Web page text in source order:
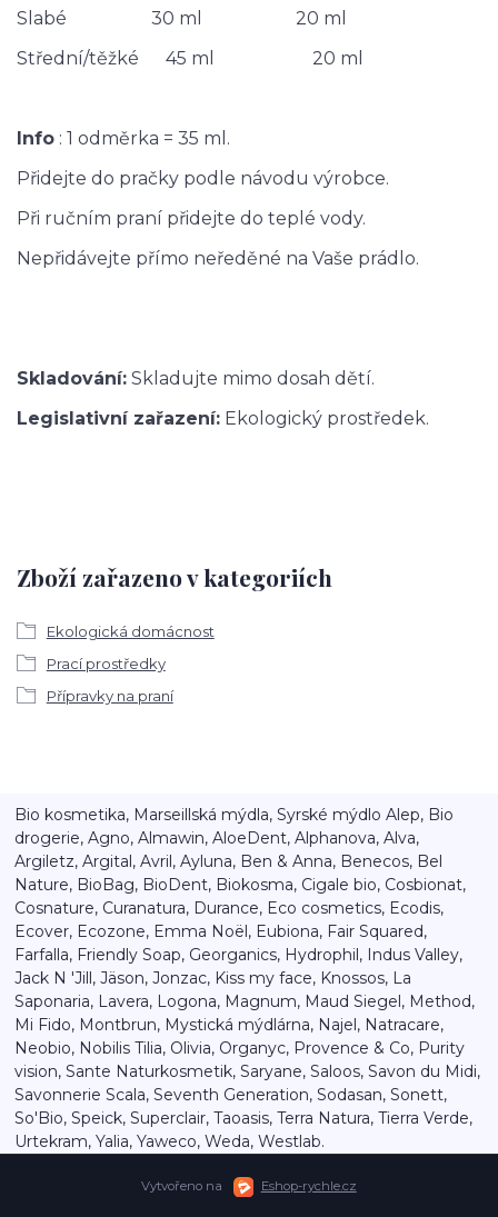
Slabé 30 ml 20 ml
Střední/těžké 45 ml 20 ml
Info : 1 odměrka = 35 ml.
Přidejte do pračky podle návodu výrobce.
Při ručním praní přidejte do teplé vody.
Nepřidávejte přímo neředěné na Vaše prádlo.
Skladování: Skladujte mimo dosah dětí.
Legislativní zařazení: Ekologický prostředek.
Zboží zařazeno v kategoriích
Ekologická domácnost
Prací prostředky
Přípravky na praní
Bio kosmetika, Marseillská mýdla, Syrské mýdlo Alep, Bio
drogerie, Agno, Almawin, AloeDent, Alphanova, Alva,
Argiletz, Argital, Avril, Ayluna, Ben & Anna, Benecos, Bel
Nature, BioBag, BioDent, Biokosma, Cigale bio, Cosbionat,
Cosnature, Curanatura, Durance, Eco cosmetics, Ecodis,
Ecover, Ecozone, Emma Noël, Eubiona, Fair Squared,
Farfalla, Friendly Soap, Georganics, Hydrophil, Indus Valley,
Jack N 'Jill, Jäson, Jonzac, Kiss my face, Knossos, La
Saponaria, Lavera, Logona, Magnum, Maud Siegel, Method,
Mi Fido, Montbrun, Mystická mýdlárna, Najel, Natracare,
Neobio, Nobilis Tilia, Olivia, Organyc, Provence & Co, Purity
vision, Sante Naturkosmetik, Saryane, Saloos, Savon du Midi,
Savonnerie Scala, Seventh Generation, Sodasan, Sonett,
So'Bio, Speick, Superclair, Taoasis, Terra Natura, Tierra Verde,
Urtekram, Yalia, Yaweco, Weda, Westlab.
Vytvořeno na Eshop-rychle.cz